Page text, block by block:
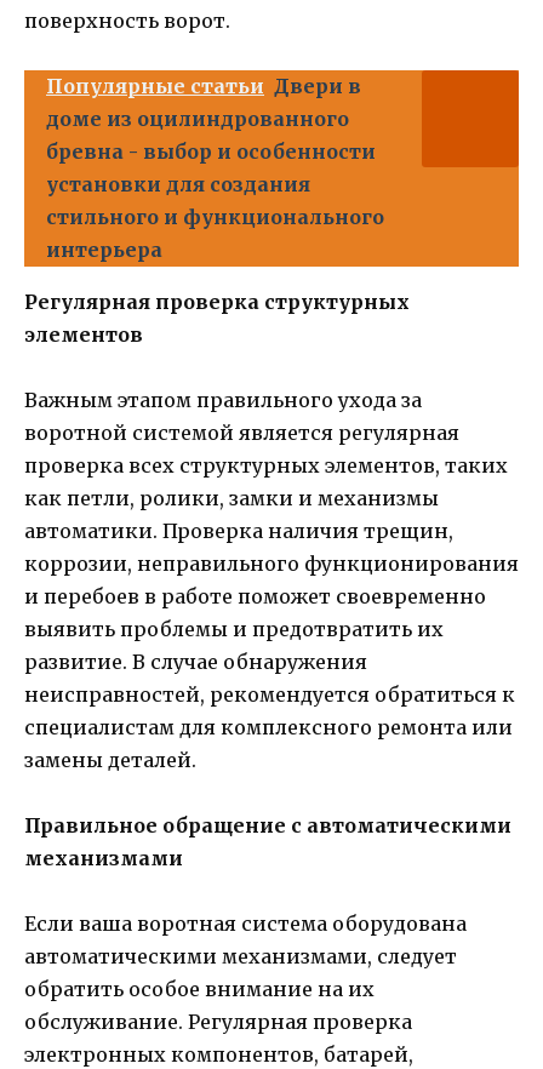
поверхность ворот.
Популярные статьи Двери в
доме из оцилиндрованного
бревна - выбор и особенности
установки для создания
стильного и функционального
интерьера
Регулярная проверка структурных
элементов
Важным этапом правильного ухода за
воротной системой является регулярная
проверка всех структурных элементов, таких
как петли, ролики, замки и механизмы
автоматики. Проверка наличия трещин,
коррозии, неправильного функционирования
и перебоев в работе поможет своевременно
выявить проблемы и предотвратить их
развитие. В случае обнаружения
неисправностей, рекомендуется обратиться к
специалистам для комплексного ремонта или
замены деталей.
Правильное обращение с автоматическими
механизмами
Если ваша воротная система оборудована
автоматическими механизмами, следует
обратить особое внимание на их
обслуживание. Регулярная проверка
электронных компонентов, батарей,